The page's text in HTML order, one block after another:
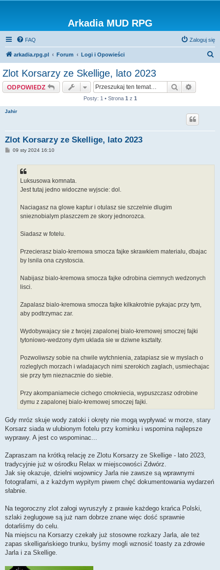
Arkadia MUD RPG
FAQ Zaloguj się
arkadia.rpg.pl Forum Logi i Opowieści
Zlot Korsarzy ze Skellige, lato 2023
ODPOWIEDZ Szukaj
Posty: 1 • Strona 1 z 1
Jahir
Zlot Korsarzy ze Skellige, lato 2023
P09 sty 2024 16:10
Luksusowa komnata.
Jest tutaj jedno widoczne wyjscie: dol.
Naciagasz na glowe kaptur i otulasz sie szczelnie dlugim
snieznobialym plaszczem ze skory jednorozca.
Siadasz w fotelu.
Przecierasz bialo-kremowa smocza fajke skrawkiem materialu, dbajac
by lsnila ona czystoscia.
Nabijasz bialo-kremowa smocza fajke odrobina ciemnych wedzonych
lisci.
Zapalasz bialo-kremowa smocza fajke kilkakrotnie pykajac przy tym,
aby podtrzymac zar.
Wydobywajacy sie z twojej zapalonej bialo-kremowej smoczej fajki
tytoniowo-wedzony dym uklada sie w dziwne ksztalty.
Pozwoliwszy sobie na chwile wytchnienia, zatapiasz sie w myslach o
rozleglych morzach i wladajacych nimi szerokich zaglach, usmiechajac
sie przy tym nieznacznie do siebie.
Przy akompaniamecie cichego cmokniecia, wypuszczasz odrobine
dymu z zapalonej bialo-kremowej smoczej fajki.
Gdy mróz skuje wody zatoki i okręty nie mogą wypływać w morze, stary
Korsarz siada w ulubionym fotelu przy kominku i wspomina najlepsze
wyprawy. A jest co wspominac...
Zapraszam na krótką relację ze Zlotu Korsarzy ze Skellige - lato 2023,
tradycyjnie już w ośrodku Relax w miejscowości Zdwórz.
Jak się okazuje, dzielni wojownicy Jarla nie zawsze są wprawnymi
fotografami, a z każdym wypitym piwem chęć dokumentowania wydarzeń
słabnie.
Na tegoroczny zlot załogi wyruszyły z prawie każdego krańca Polski,
szlaki żeglugowe są już nam dobrze znane więc dość sprawnie
dotarliśmy do celu.
Na miejscu na Korsarzy czekały już stosowne rozkazy Jarla, ale też
zapas skelligańskiego trunku, byśmy mogli wznosić toasty za zdrowie
Jarla i za Skellige.